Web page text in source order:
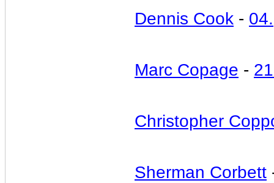
Dennis Cook - 04.
Marc Copage -
Christopher
Sherman Corbett